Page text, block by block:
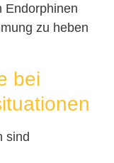
Endorphinen
zu heben
bei
sind